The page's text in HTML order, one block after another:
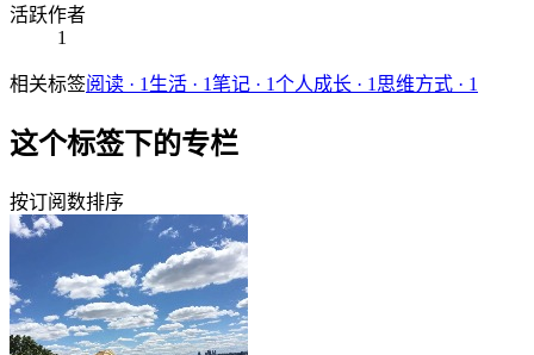
活跃作者
1
相关标签阅读 · 1 生活 · 1笔记 · 1个人成长 · 1 思维方式 · 1
这个标签下的专栏
按订阅数排序